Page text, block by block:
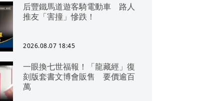
后豐鐵馬道遊客騎電動車 路人
推友「害撞」慘跌！
2026.08.07 18:45
一眼換七世福報！「龍藏經」復
刻版套書文博會販售 要價逾百
萬